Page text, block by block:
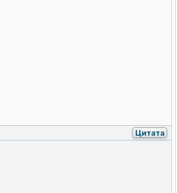
Цитата